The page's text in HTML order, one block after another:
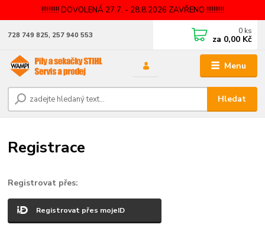
!!!!!!!!!! DOVOLENÁ 27.7. - 28.8.2026 ZAVŘENO !!!!!!!!!!
Menu
Hledat
728 749 825, 257 940 553 0 ks
za 0,00 Kč
Registrace
Registrovat přes:
Registrovat přes mojeID